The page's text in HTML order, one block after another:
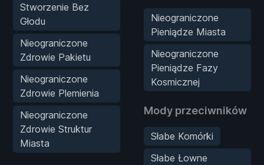
Stworzenie Bez
Głodu
Nieograniczone
Zdrowie Pakietu
Nieograniczone
Zdrowie Plemienia
Nieograniczone
Zdrowie Struktur
Miasta
Nieograniczone
Pieniądze Miasta
Nieograniczone
Pieniądze Fazy
Kosmicznej
Mody przeciwników
Słabe Komórki
Słabe Łowne